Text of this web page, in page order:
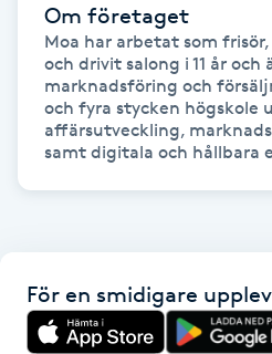
Frisör
Funktionsanalys
Gel naglar
Om företaget
Moa har arbetat som
och drivit salong i 11 år och
marknadsföring och
och fyra stycken högskole
affärsutveckling,
samt digitala och hållbara
För en smidigare